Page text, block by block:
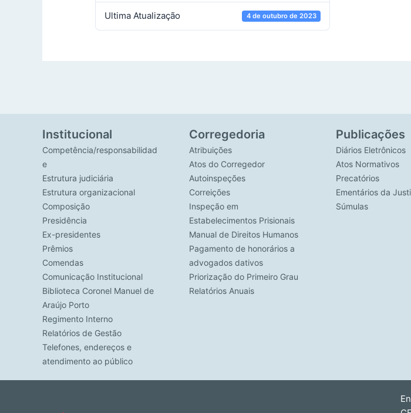
Ultima Atualização 4 de outubro de 2023
Institucional
Competência/responsabilidad
e
Estrutura judiciária
Estrutura organizacional
Composição
Presidência
Ex-presidentes
Prêmios
Comendas
Comunicação Institucional
Biblioteca Coronel Manuel de
Araújo Porto
Regimento Interno
Relatórios de Gestão
Telefones, endereços e
atendimento ao público
Corregedoria
Atribuições
Atos do Corregedor
Autoinspeções
Correições
Inspeção em
Estabelecimentos Prisionais
Manual de Direitos Humanos
Pagamento de honorários a
advogados dativos
Priorização do Primeiro Grau
Relatórios Anuais
Publicações
Diários Eletrônicos
Atos Normativos
Precatórios
Ementários da
Súmulas